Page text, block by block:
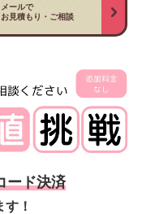
メールで
お見積もり・ご相談
ード決済
！